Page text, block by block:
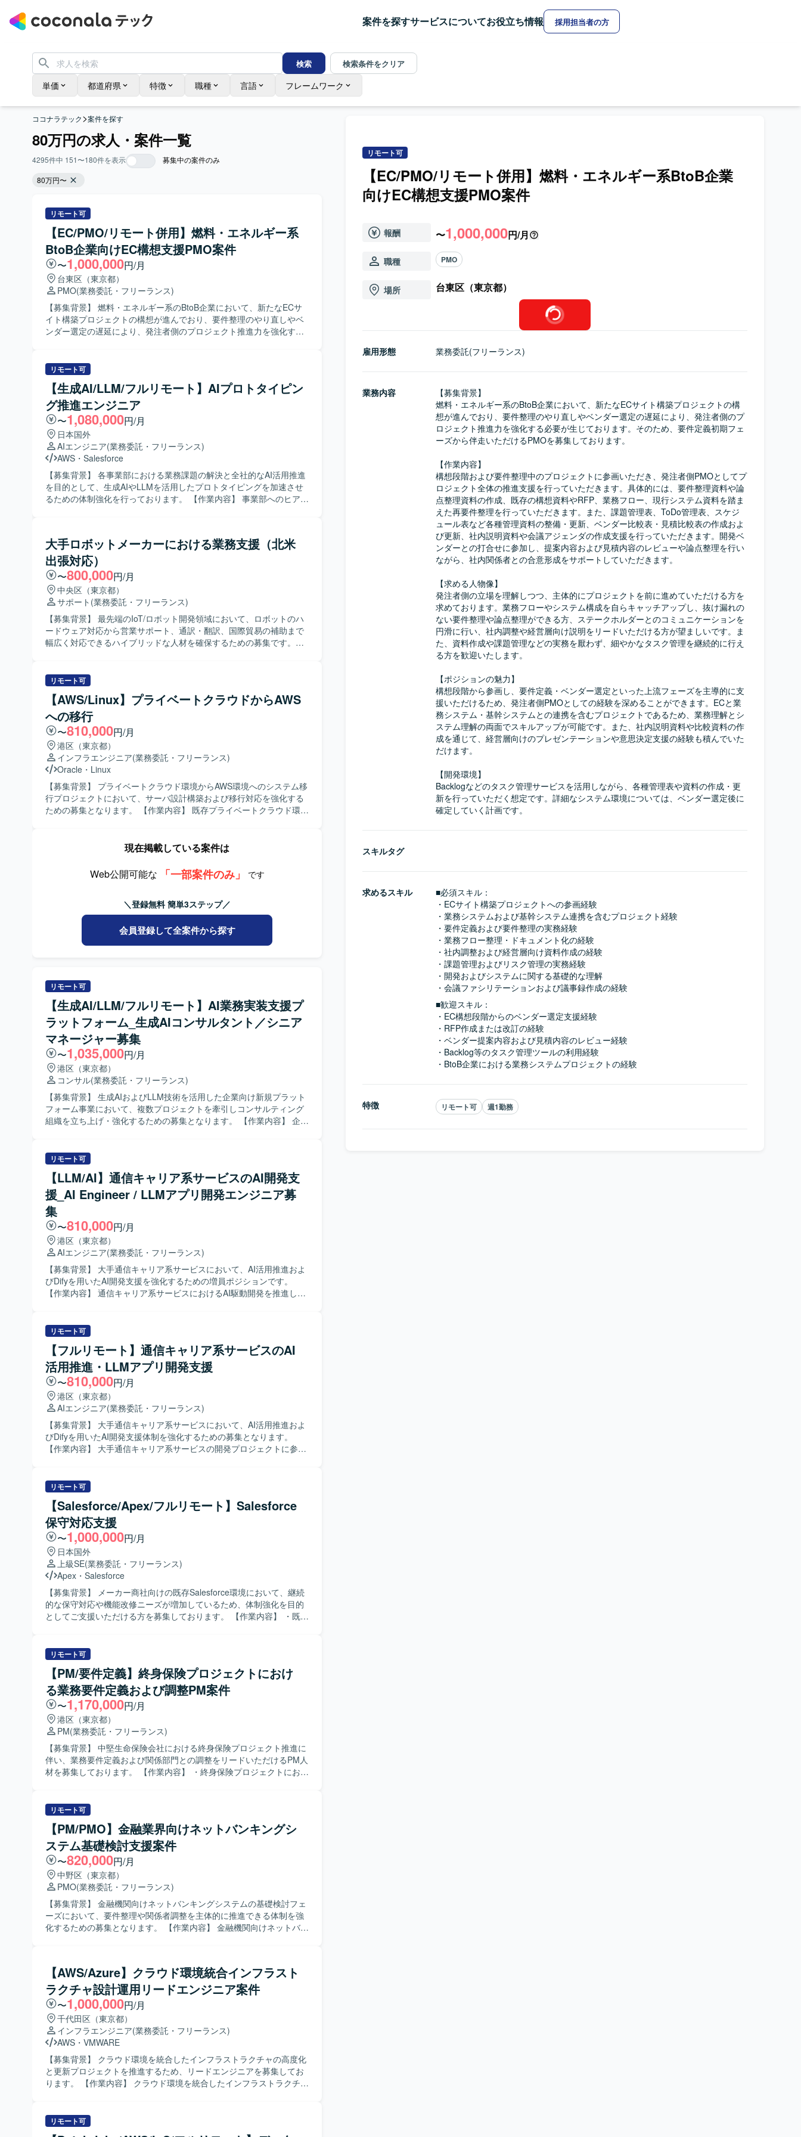
案件を探すサービスについてお役立ち情報 採用担当者の方
検索 検索条件をクリア
単価 都道府県 特徴 職種 言語 フレームワーク
ココナラテック>案件を探す
80万円の求人・案件一覧
4295件中 151〜180件を表示
募集中の案件のみ
80万円〜
リモート可
【EC/PMO/リモート併用】燃料・エネルギー系
BtoB企業向けEC構想支援PMO案件
〜1,000,000円/月
台東区（東京都）
PMO(業務委託・フリーランス)
【募集背景】 燃料・エネルギー系のBtoB企業において、新たなECサ
イト構築プロジェクトの構想が進んでおり、要件整理のやり直しやベ
ンダー選定の遅延により、発注者側のプロジェクト推進力を強化する
件整理中のプロジェクトに参画いただき、発注者側PMOとしてプロジ
ェクト全体の推進支援を行っていただきます。具体的には、要件整理
資料や論点整理資料の作成、既存の構想資料やRFP、業務フロー、現
行システム資料を踏まえた再要件整理を行っていただきます。また、
課題管理表、ToDo管理表、スケジュール表など各種管理資料の整備・
更新、ベンダー比較表・見積比較表の作成および更新、社内説明資料
や会議アジェンダの作成支援を行っていただきます。開発ベンダーと
の打合せに参加し、提案内容および見積内容のレビューや論点整理を
行いながら、社内関係者との合意形成をサポートしていただきます。
【求める人物像】 発注者側の立場を理解しつつ、主体的にプロジェク
トを前に進めていただける方を求めております。業務フローやシステ
ム構成を自らキャッチアップし、抜け漏れのない要件整理や論点整理
管理を継続的に行える方を歓迎いたします。 【ポジションの魅力】 構
想段階から参画し、要件定義・ベンダー選定といった上流フェーズを
主導的に支援いただけるため、発注者側PMOとしての経験を深めるこ
とができます。ECと業務システム・基幹システムとの連携を含むプロ
ジェクトであるため、業務理解とシステム理解の両面でスキルアップ
が可能です。また、社内説明資料や比較資料の作成を通じて、経営層
向けのプレゼンテーションや意思決定支援の経験も積んでいただけま
す。 【開発環境】 Backlogなどのタスク管理サービスを活用しなが
ら、各種管理表や資料の作成・更新を行っていただく想定です。詳細
リモート可
【生成AI/LLM/フルリモート】AIプロトタイピン
グ推進エンジニア
〜1,080,000円/月
日本国外
AIエンジニア(業務委託・フリーランス)
AWS ・ Salesforce
【募集背景】 各事業部における業務課題の解決と全社的なAI活用推進
を目的として、生成AIやLLMを活用したプロトタイピングを加速させ
るための体制強化を行っております。 【作業内容】 事業部へのヒアリ
て、技術選定や検証設計、評価指標の設定およびレポーティングも行
っていただきます。 【求める人物像】 事業部門と協働しながら課題の
本質を見極め、自ら主体的に要件定義からプロトタイピングまで推進
できる方を求めております。新しい技術やツールへのキャッチアップ
が速く、仮説検証を高速に回しながら価値提供につなげられる方が望
ましいです。 【ポジションの魅力】 全社横断で複数の事業部と関わり
ながら、0→1フェーズのAIプロダクト創出に深く関与していただけま
す。生成AIやLLM、RAG、AIエージェントといった最先端技術を用い
たプロトタイピングに専念できる環境で、PoCを通じてインパクトの
GCP／Azureなどのクラウドサービスを活用したプロトタイピング環
境を想定しております。
大手ロボットメーカーにおける業務支援（北米
出張対応）
〜800,000円/月
中央区（東京都）
サポート (業務委託・フリーランス)
【募集背景】 最先端のIoT/ロボット開発領域において、ロボットのハ
ードウェア対応から営業サポート、通訳・翻訳、国際貿易の補助まで
幅広く対応できるハイブリッドな人材を確保するための募集です。
技術資料、契約書、メール、各種書類などの日英・英日翻訳を担当し
ていただきます。国際貿易における補助業務として、インボイスやパ
ッキングリストなど輸出入に関する貿易書類の確認・作成サポート、
関係者との連絡調整などを行っていただきます。また、適性に応じ
て、実機検証を含む技術サポート、ロボットの簡単な修理・メンテナ
ンス、各種図面チェック、営業サポート業務などをお任せする可能性
があります。北米への海外出張では、現地での通訳対応も含めた支援
を行っていただきます。 【求める人物像】 高い英語力を活かして現場
の架け橋として活躍したい方を求めています。フットワークが軽く、
自主的に考えて行動できる方が望ましいです。製造業に関する業界知
識を活かしながら、幅広い業務範囲に柔軟に対応できる方にマッチし
たポジションです。 【ポジションの魅力】 最先端かつ今後の需要が高
の領域を横断して経験を積むことができ、グローバルなビジネス現場
で活躍できるポジションです。面談時の適性に応じて業務内容が調整
されるため、ご自身の強みを活かした働き方が可能です。 【開発環
境】 ロボットやハードウェア機器を扱う製造業の現場において、技術
リモート可
【AWS/Linux】プライベートクラウドからAWS
への移行
〜810,000円/月
港区（東京都）
インフラエンジニア(業務委託・フリーランス)
Oracle ・ Linux
【募集背景】 プライベートクラウド環境からAWS環境へのシステム移
行プロジェクトにおいて、サーバ設計構築および移行対応を強化する
ための募集となります。 【作業内容】 既存プライベートクラウド環境
ていただきます。移行後は、既存環境で実施しているITGC対応が新環
し、ドキュメント整備なども行っていただきます。 【求める人物像】
サーバ設計構築や移行プロジェクトにおいて主体的に動き、関係者と
題に対して自ら調査・検証し、改善提案までつなげていただける方が
望ましいです。 【ポジションの魅力】 大規模なシステムのクラウド移
行を通じて、Linuxサーバ設計構築スキルに加え、クラウド環境におけ
る設計・運用に関する知見を幅広く身につけることができます。IT統
中心としたサーバ基盤を対象とした設計・構築・移行を行います。
現在掲載している案件は
Web公開可能な
「一部案件のみ」 です
＼登録無料 簡単3ステップ／
会員登録して全案件から探す
リモート可
【生成AI/LLM/フルリモート】AI業務実装支援プ
ラットフォーム_生成AIコンサルタント／シニア
マネージャー募集
〜1,035,000円/月
港区（東京都）
コンサル(業務委託・フリーランス)
【募集背景】 生成AIおよびLLM技術を活用した企業向け新規プラット
フォーム事業において、複数プロジェクトを牽引しコンサルティング
組織を立ち上げ・強化するための募集となります。 【作業内容】 企業
連の工程をリードしていただきます。 複数プロジェクトを横断的にマ
ネジメントし、ITソリューションの企画やグランドデザインを策定い
ただきます。 コンサルタントメンバーの採用・育成を行い、チームビ
ルディングやナレッジマネジメントを推進していただきます。 【求め
る人物像】 生成AIやLLMなどの最先端技術に強い興味・関心を持ち、
自社プロダクトとコンサルティングの両面から新たなキャリアを築き
たいとお考えの方を求めております。 お客様の課題を主体的に設定
し、解決まで伴走しながら価値提供できる方を歓迎いたします。 【ポ
ジションの魅力】 国内最大級クラスの日本語特化LLMを自社開発でき
る技術基盤を活用しながら、生成AI活用の新規プラットフォーム事業
の立ち上げにコアメンバーとして参画いただけます。 複数プロジェク
トのリードとコンサルティング組織づくりを通じて、戦略策定から実
行まで一気通貫で携わることができます。 【開発環境】 生成AIおよび
ジェクトとなります。
リモート可
【LLM/AI】通信キャリア系サービスのAI開発支
援_AI Engineer / LLMアプリ開発エンジニア募
集
〜810,000円/月
港区（東京都）
AIエンジニア(業務委託・フリーランス)
【募集背景】 大手通信キャリア系サービスにおいて、AI活用推進およ
びDifyを用いたAI開発支援を強化するための増員ポジションです。
【作業内容】 通信キャリア系サービスにおけるAI駆動開発を推進して
引き継ぎと継続対応、クライアントの運用に沿ったプロジェクト推進
などをご担当いただきます。 【求める人物像】 AI/LLM領域の技術動
向に関心が高く、自ら課題を発見し主体的に解決へと導いていける方
を求めています。複数ステークホルダーとのコミュニケーションを円
滑に行いながら、クライアントの要望を踏まえた提案や改善を進めら
れる方が望ましいです。 【ポジションの魅力】 利用環境やセキュリテ
ィ要件による制約がある中で、AI駆動開発の実現に向けた技術検証や
課題解決をリードできる、チャレンジングなポジションです。Difyや
生成AIアプリケーションなど先端技術に関わりながら、通信キャリア
系サービスのAI活用を推進する経験を積むことができます。 【開発環
境】 Dify、LLM/生成AIアプリ、ローカル開発環境、AIテスト・評価ツ
リモート可
【フルリモート】通信キャリア系サービスのAI
活用推進・LLMアプリ開発支援
〜810,000円/月
港区（東京都）
AIエンジニア(業務委託・フリーランス)
【募集背景】 大手通信キャリア系サービスにおいて、AI活用推進およ
びDifyを用いたAI開発支援体制を強化するための募集となります。
【作業内容】 大手通信キャリア系サービスの開発プロジェクトに参画
の構築から、AI/LLMアプリケーションの開発、テストおよび評価まで
を一貫してご担当いただきます。既存プロジェクトの引き継ぎを行
い、その後の継続開発や改善対応を実施していただきます。また、ク
ライアントの運用方針やプロセスに沿った形でプロジェクトを推進
し、要望の整理や調整を行いながら開発を進めていただきます。 【求
める人物像】 AI/LLM技術への関心が高く、新しいツールや手法を主体
的にキャッチアップしながら開発を推進できる方を求めています。ロ
ーカル環境構築やAIテスト・評価までを自走できる技術力に加え、既
存プロジェクトへのスムーズなキャッチアップと継続的な改善に取り
組める方を歓迎いたします。クライアントとのコミュニケーションを
通じて要件や課題を整理し、柔軟かつ主体的に行動できる方が望まし
いです。 【ポジションの魅力】 大手通信キャリア系サービスにおい
ある中で、AI駆動開発の実現に向けた技術検証や課題解決に取り組む
ことで、実践的な知見を蓄積できます。Difyをはじめとした最新のAI
開発ツールや評価手法を活用しながら、AIエンジニアとしてのスキル
を高めていただけます。 【開発環境】 Difyや各種LLMを用いた生成AI
アプリケーション開発環境を利用いたします。ローカル開発環境上で
の実装・検証を行い、AIテストや評価ツールを用いて品質検証を実施
いたします。API連携やプロンプトおよびワークフロー設計を通じて、
AIアプリケーションの機能拡張や改善に取り組んでいただきます。
リモート可
【Salesforce/Apex/フルリモート】Salesforce
保守対応支援
〜1,000,000円/月
日本国外
上級SE(業務委託・フリーランス)
Apex ・ Salesforce
【募集背景】 メーカー商社向けの既存Salesforce環境において、継続
的な保守対応や機能改修ニーズが増加しているため、体制強化を目的
としてご支援いただける方を募集しております。 【作業内容】 ・既存
ミーティングに参加し、方針のすり合わせや課題整理、対応内容の説
明を実施していただきます。 ・既存機能の仕様に関する質疑応答や、
標準機能および軽微なApex、Visualforceを用いた機能改修を行ってい
ただきます。 ・新規機能について、対応方針の検討から設計・実装・
受け入れまで一連の対応を担当していただきます。 ・その他、関連す
る開発要件についても状況に応じて対応していただきます。 【求める
人物像】 ・顧客とのコミュニケーションを通じて課題を整理し、自ら
主体的に提案・推進していただける方を求めております。 ・
Salesforceに関する知識や経験を活かしつつ、新しい機能や周辺サー
ビスについても前向きにキャッチアップしていただける方が望ましい
です。 【ポジションの魅力】 ・Salesforceの複数クラウド
一貫して対応することで、上流工程から開発までのスキルをバランス
よく高めることができます。 ・継続的な保守・改善を通じて、長期的
な関係構築と業務理解を深める経験を積んでいただけます。 【開発環
境】 Salesforce（ServiceCloud, SalesCloud, Classic環境）、Apex、
Visualforce、AccountEngagement（旧Pardot）などを利用した環境と
なっております。
リモート可
【PM/要件定義】終身保険プロジェクトにおけ
る業務要件定義および調整PM案件
〜1,170,000円/月
港区（東京都）
PM(業務委託・フリーランス)
【募集背景】 中堅生命保険会社における終身保険プロジェクト推進に
伴い、業務要件定義および関係部門との調整をリードいただけるPM人
材を募集しております。 【作業内容】 ・終身保険プロジェクトにおけ
付与機能に関する要件整理や関係部門との合意形成を行っていただき
ます。 ・経理要件対応として、システム仕様の検討、経理部門との調
整、代替案の立案などを行っていただきます。 ・上層部向けの各種説
明資料の作成およびプレゼンテーションを実施していただきます。
【求める人物像】 ・関係部門や上層部と円滑にコミュニケーションを
取りながら、主体的に課題整理と意思決定支援ができる方を求めてお
ります。 ・金融や保険領域の特性を理解しつつ、ビジネス側とシステ
ム側の橋渡し役として動ける方を歓迎いたします。 【ポジションの魅
力】 ・生命保険領域における新たな商品・サービス企画に近い立ち位
置で、上流工程からプロジェクト推進に関わっていただけます。 ・経
理や業務部門など複数部門との連携を通じて、保険業務および会計要
リモート可
【PM/PMO】金融業界向けネットバンキングシ
ステム基礎検討支援案件
〜820,000円/月
中野区（東京都）
PMO(業務委託・フリーランス)
【募集背景】 金融機関向けネットバンキングシステムの基礎検討フェ
ーズにおいて、要件整理や関係者調整を主体的に推進できる体制を強
化するための募集となります。 【作業内容】 金融機関向けネットバン
として、要件定義に向けた論点整理や検討推進、関係部署との合意形
成支援など、上流工程全般をリードしていただきます。 【求める人物
像】 関係者と円滑にコミュニケーションを取りながら、主体的に検討
をリードしていただける方を求めております。金融業界の業務知見を
活かしつつ、論点整理や資料作成を通じて、構造的に物事を捉えられ
る方が望ましいです。また、自立して業務を推進しつつ、チームメン
バーやステークホルダーと協調してプロジェクトを前進させられる方
を歓迎いたします。 【ポジションの魅力】 金融業界向けの大規模シス
テムにおいて、基礎検討から携わることができ、上流工程での要件整
理や企画検討の経験を深めていただけます。業務遂行責任者として裁
ジションです。 【開発環境】 本案件は主に基礎検討および要件整理フ
ェーズの業務となるため、特定の技術スタックよりも業務知見と上流
【AWS/Azure】クラウド環境統合インフラスト
ラクチャ設計運用リードエンジニア案件
〜1,000,000円/月
千代田区（東京都）
インフラエンジニア(業務委託・フリーランス)
AWS ・ VMWARE
【募集背景】 クラウド環境を統合したインフラストラクチャの高度化
と更新プロジェクトを推進するため、リードエンジニアを募集してお
ります。 【作業内容】 クラウド環境を統合したインフラストラクチャ
していただきます。 仮想基盤、サーバ、ストレージ、ネットワークお
よびクラウド環境の設計・運用に関する技術的な意思決定を行ってい
リモート可
リモート可
【EC/PMO/リモート併用】燃料・エネルギー系BtoB企業
向けEC構想支援PMO案件
報酬 〜1,000,000円/月
職種 PMO
場所 台東区（東京都）
雇用形態 業務委託(フリーランス)
業務内容
【募集背景】
燃料・エネルギー系のBtoB企業において、新たなECサイト構築プロジェクトの構
想が進んでおり、要件整理のやり直しやベンダー選定の遅延により、発注者側のプ
ロジェクト推進力を強化する必要が生じております。そのため、要件定義初期フェ
ーズから伴走いただけるPMOを募集しております。
【作業内容】
構想段階および要件整理中のプロジェクトに参画いただき、発注者側PMOとしてプ
ロジェクト全体の推進支援を行っていただきます。具体的には、要件整理資料や論
点整理資料の作成、既存の構想資料やRFP、業務フロー、現行システム資料を踏ま
えた再要件整理を行っていただきます。また、課題管理表、ToDo管理表、スケジ
ュール表など各種管理資料の整備・更新、ベンダー比較表・見積比較表の作成およ
び更新、社内説明資料や会議アジェンダの作成支援を行っていただきます。開発ベ
ンダーとの打合せに参加し、提案内容および見積内容のレビューや論点整理を行い
ながら、社内関係者との合意形成をサポートしていただきます。
【求める人物像】
発注者側の立場を理解しつつ、主体的にプロジェクトを前に進めていただける方を
求めております。業務フローやシステム構成を自らキャッチアップし、抜け漏れの
ない要件整理や論点整理ができる方、ステークホルダーとのコミュニケーションを
円滑に行い、社内調整や経営層向け説明をリードいただける方が望ましいです。ま
た、資料作成や課題管理などの実務を厭わず、細やかなタスク管理を継続的に行え
る方を歓迎いたします。
【ポジションの魅力】
構想段階から参画し、要件定義・ベンダー選定といった上流フェーズを主導的に支
援いただけるため、発注者側PMOとしての経験を深めることができます。ECと業
務システム・基幹システムとの連携を含むプロジェクトであるため、業務理解とシ
ステム理解の両面でスキルアップが可能です。また、社内説明資料や比較資料の作
成を通じて、経営層向けのプレゼンテーションや意思決定支援の経験も積んでいた
だけます。
【開発環境】
Backlogなどのタスク管理サービスを活用しながら、各種管理表や資料の作成・更
新を行っていただく想定です。詳細なシステム環境については、ベンダー選定後に
確定していく計画です。
スキルタグ
求めるスキル
■必須スキル：
・ECサイト構築プロジェクトへの参画経験
・業務システムおよび基幹システム連携を含むプロジェクト経験
・要件定義および要件整理の実務経験
・業務フロー整理・ドキュメント化の経験
・社内調整および経営層向け資料作成の経験
・課題管理およびリスク管理の実務経験
・開発およびシステムに関する基礎的な理解
・会議ファシリテーションおよび議事録作成の経験
■歓迎スキル：
・EC構想段階からのベンダー選定支援経験
・RFP作成または改訂の経験
・ベンダー提案内容および見積内容のレビュー経験
・Backlog等のタスク管理ツールの利用経験
・BtoB企業における業務システムプロジェクトの経験
特徴 リモート可 週1勤務